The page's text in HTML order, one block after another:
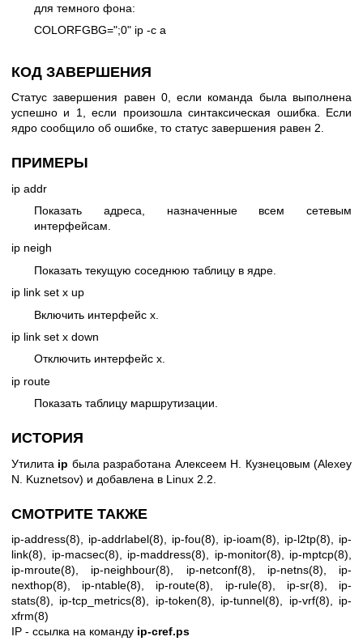
для темного фона:
COLORFGBG=";0" ip -c a
КОД ЗАВЕРШЕНИЯ
Статус завершения равен 0, если команда была выполнена
успешно и 1, если произошла синтаксическая ошибка. Если
ядро сообщило об ошибке, то статус завершения равен 2.
ПРИМЕРЫ
ip addr
Показать адреса, назначенные всем сетевым
интерфейсам.
ip neigh
Показать текущую соседнюю таблицу в ядре.
ip link set x up
Включить интерфейс x.
ip link set x down
Отключить интерфейс x.
ip route
Показать таблицу маршрутизации.
ИСТОРИЯ
Утилита ip была разработана Алексеем Н. Кузнецовым (Alexey
N. Kuznetsov) и добавлена в Linux 2.2.
СМОТРИТЕ ТАКЖЕ
ip-address(8) ip-addrlabel(8) ip-fou(8) ip-ioam(8) ip-l2tp(8)
ip-
link(8)
ip-macsec(8) ip-maddress(8) ip-monitor(8) ip-mptcp(8)
ip-mroute(8)
ip-neighbour(8) ip-netconf(8) ip-netns(8)
ip-
nexthop(8)
ip-ntable(8) ip-route(8) ip-rule(8) ip-sr(8)
ip-
stats(8)
ip-tcp_metrics(8) ip-token(8) ip-tunnel(8) ip-vrf(8)
ip-
xfrm(8)
IP - ссылка на команду ip-cref.ps